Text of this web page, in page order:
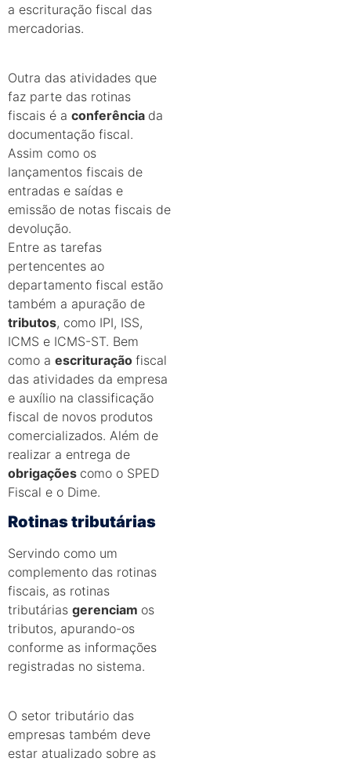
a escrituração fiscal das
mercadorias.
Outra das atividades que
faz parte das rotinas
fiscais é a conferência da
documentação fiscal.
Assim como os
lançamentos fiscais de
entradas e saídas e
emissão de notas fiscais de
devolução.
Entre as tarefas
pertencentes ao
departamento fiscal estão
também a apuração de
tributos, como IPI, ISS,
ICMS e ICMS-ST. Bem
como a escrituração fiscal
das atividades da empresa
e auxílio na classificação
fiscal de novos produtos
comercializados. Além de
realizar a entrega de
obrigações como o SPED
Fiscal e o Dime.
Rotinas tributárias
Servindo como um
complemento das rotinas
fiscais, as rotinas
tributárias gerenciam os
tributos, apurando-os
conforme as informações
registradas no sistema.
O setor tributário das
empresas também deve
estar atualizado sobre as